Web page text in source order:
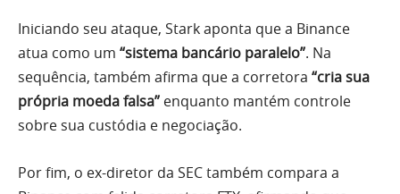
Iniciando seu ataque, Stark aponta que a Binance
atua como um “sistema bancário paralelo”. Na
sequência, também afirma que a corretora “cria sua
própria moeda falsa” enquanto mantém controle
sobre sua custódia e negociação.
Por fim, o ex-diretor da SEC também compara a